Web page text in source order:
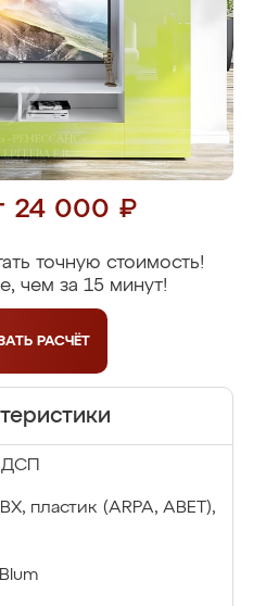
24 000 ₽
точную стоимость!
чем за 15 минут!
РАСЧЁТ
ДСП
пластик (ARPA, ABET),